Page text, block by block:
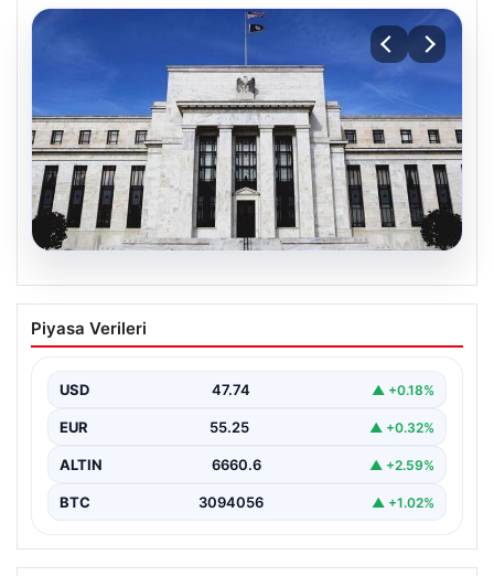
06.08.2026
Fed faizi sabit tuttu
Piyasa Verileri
USD 47.74 ▲ +0.18%
EUR 55.25 ▲ +0.32%
ALTIN 6660.6 ▲ +2.59%
BTC 3094056 ▲ +1.02%